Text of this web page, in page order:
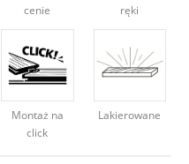
cenie
ręki
Montaż na
click
Lakierowane